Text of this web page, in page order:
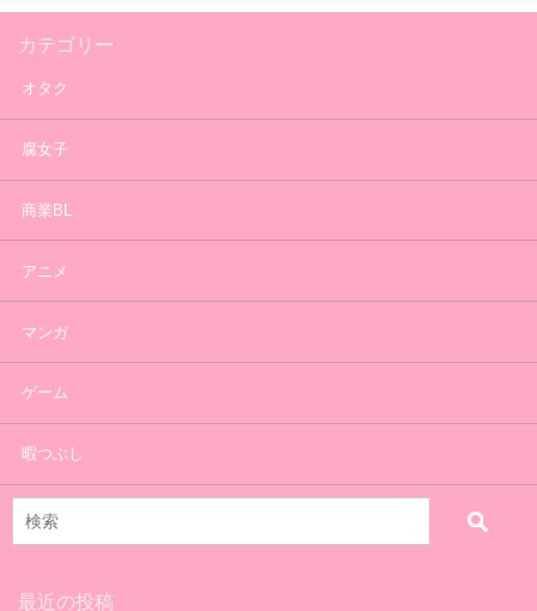
カテゴリー
オタク
腐女子
商業BL
アニメ
マンガ
ゲーム
暇つぶし
最近の投稿